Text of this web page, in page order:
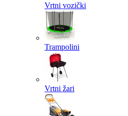
Vrtni vozički
Trampolini
Vrtni žari